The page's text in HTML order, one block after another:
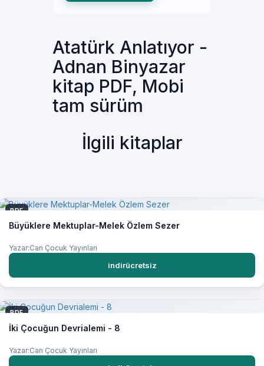
Atatürk Anlatıyor -
Adnan Binyazar
kitap PDF, Mobi
tam sürüm
İlgili kitaplar
PDF
Büyüklere Mektuplar-Melek Özlem Sezer
Yazar:Can Çocuk Yayınları
indirücretsiz
PDF
İki Çocuğun Devrialemi - 8
Yazar:Can Çocuk Yayınları